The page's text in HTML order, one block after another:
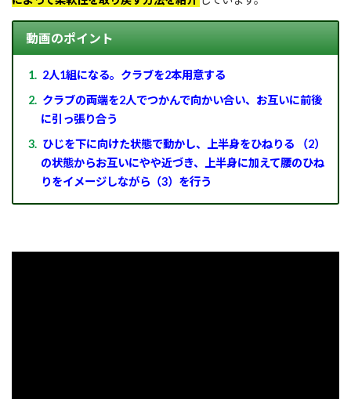
動画のポイント
2人1組になる。クラブを2本用意する
クラブの両端を2人でつかんで向かい合い、お互いに前後
に引っ張り合う
ひじを下に向けた状態で動かし、上半身をひねりる （2）
の状態からお互いにやや近づき、上半身に加えて腰のひね
りをイメージしながら（3）を行う